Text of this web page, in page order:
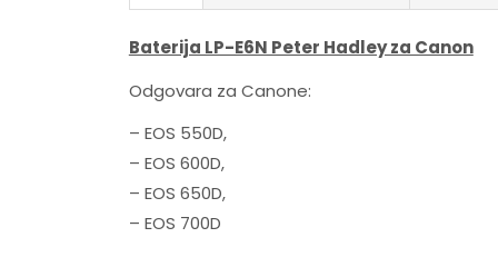
Baterija LP-E6N Peter Hadley za Canon
Odgovara za Canone:
– EOS 550D,
– EOS 600D,
– EOS 650D,
– EOS 700D